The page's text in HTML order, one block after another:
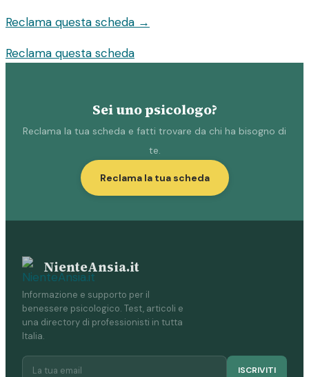
Reclama questa scheda →
Reclama questa scheda
Sei uno psicologo?
Reclama la tua scheda e fatti trovare da chi ha bisogno di
te.
Reclama la tua scheda
NienteAnsia.it
Informazione e supporto per il
benessere psicologico. Test, articoli e
una directory di professionisti in tutta
Italia.
ISCRIVITI